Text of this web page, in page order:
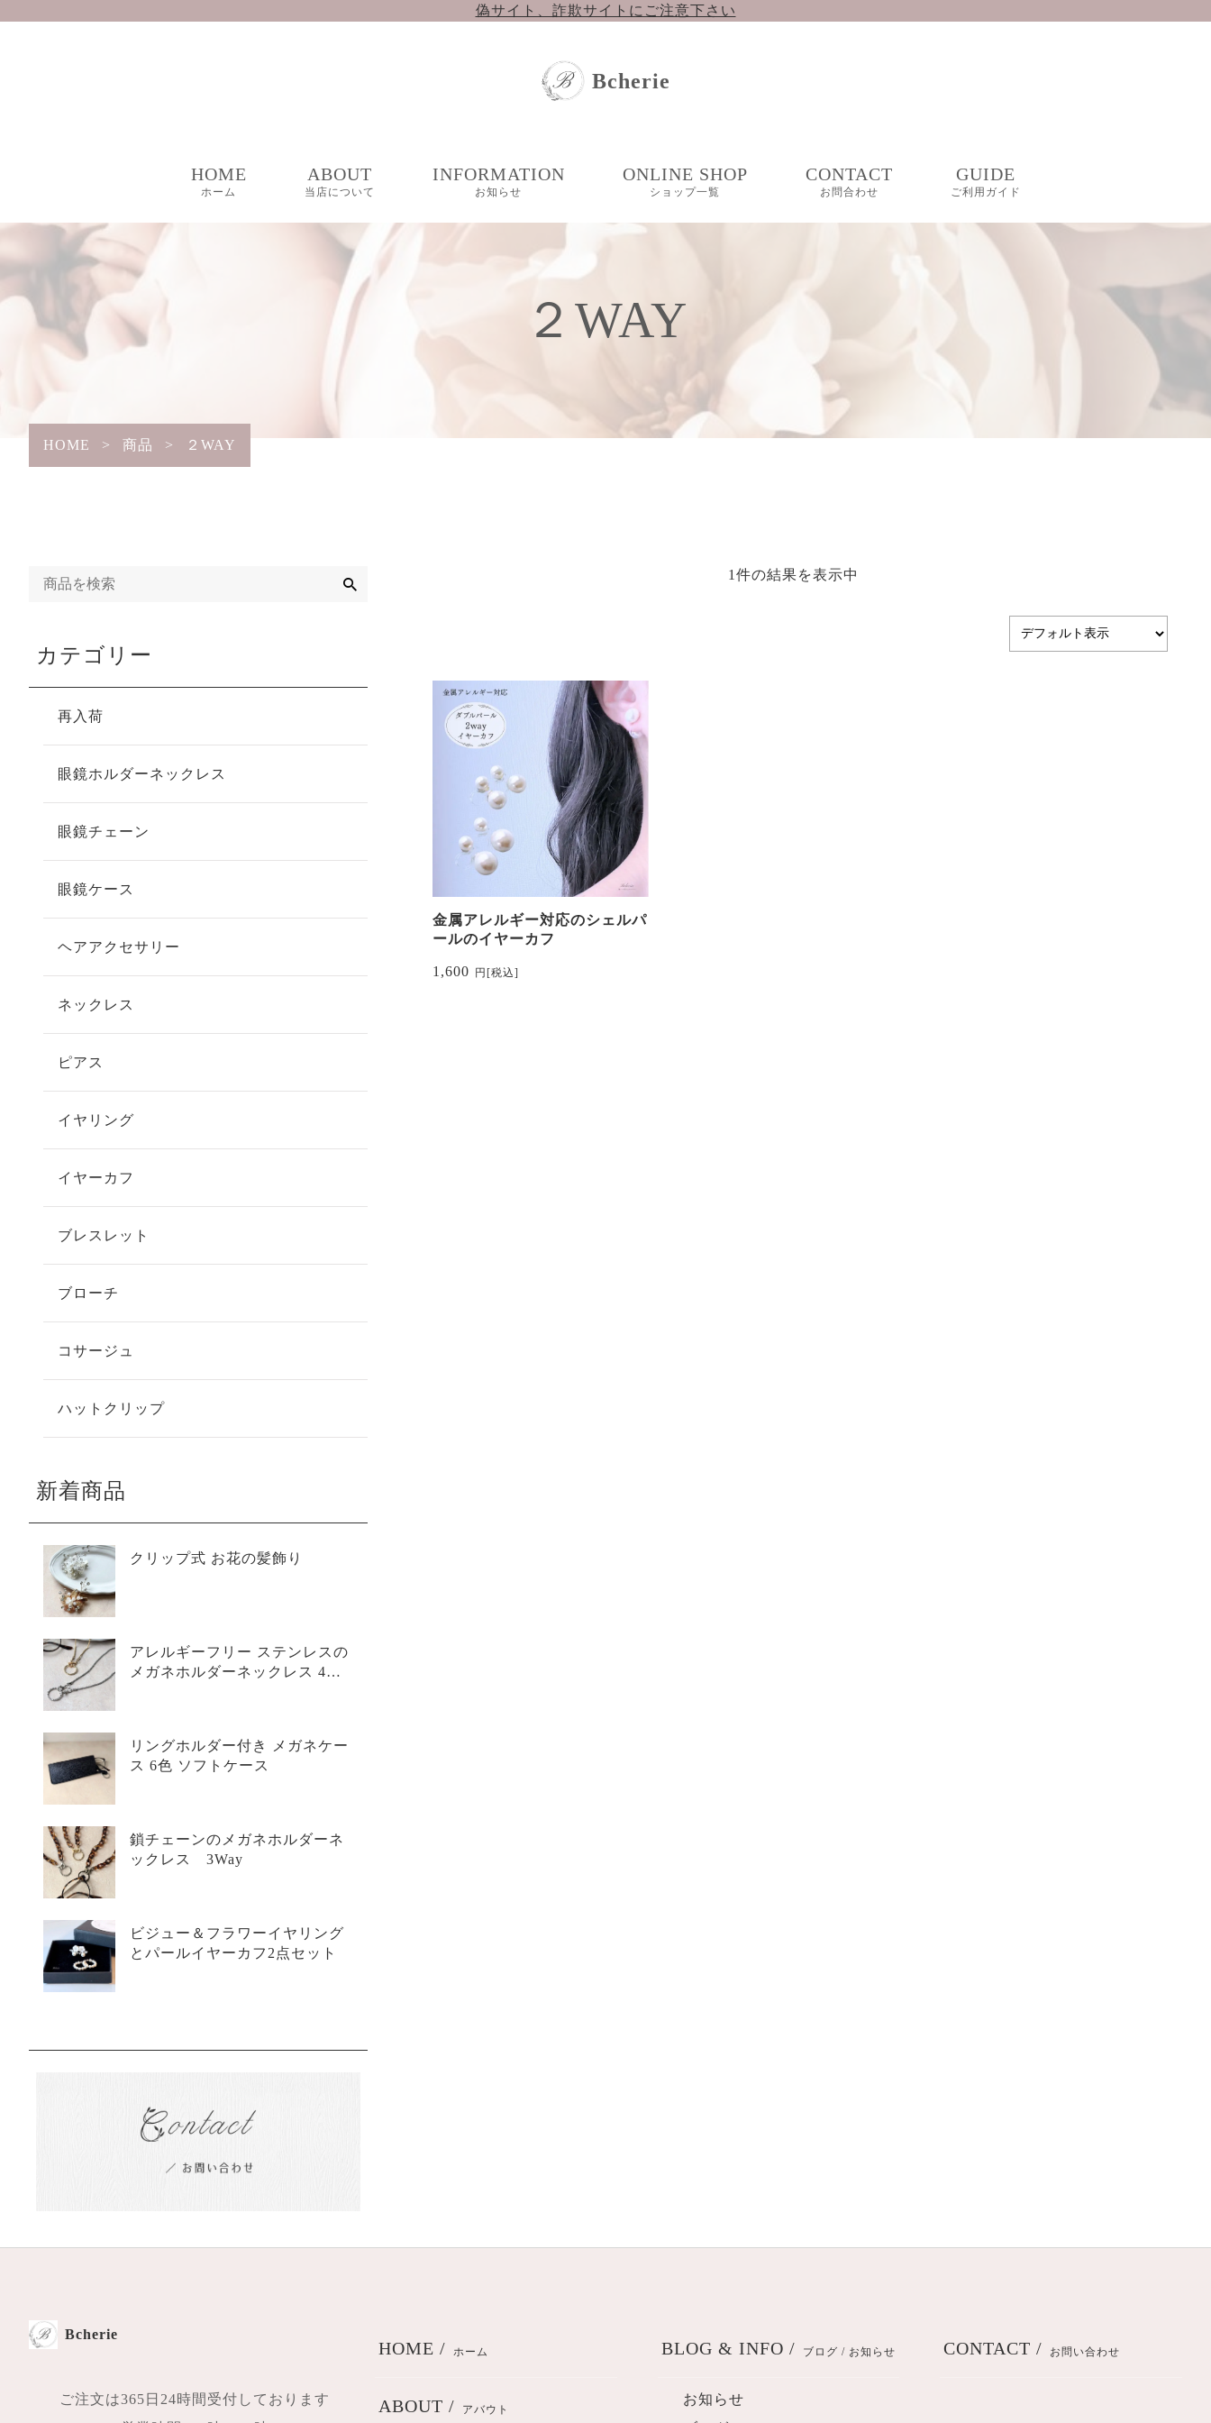
偽サイト、詐欺サイトにご注意下さい
Bcherie
HOME
ホーム
ABOUT
当店について
私たちの想い
INFORMATION
お知らせ
ONLINE SHOP
ショップ一覧
CONTACT
お問合わせ
GUIDE
ご利用ガイド
２WAY
HOME > 商品 > ２WAY
1件の結果を表示中
金属アレルギー対応のシェルパ
ールのイヤーカフ
1,600 円 [税込]
カテゴリー
再入荷
眼鏡ホルダーネックレス
眼鏡チェーン
眼鏡ケース
ヘアアクセサリー
ネックレス
ピアス
イヤリング
イヤーカフ
ブレスレット
ブローチ
コサージュ
ハットクリップ
新着商品
クリップ式 お花の髪飾り
アレルギーフリー ステンレスの
メガネホルダーネックレス 4WA
リングホルダー付き メガネケー
ス 6色 ソフトケース
鎖チェーンのメガネホルダーネ
ックレス 3Way
ビジュー＆フラワーイヤリング
とパールイヤーカフ2点セット
Bcherie
ご注文は365日24時間受付しております
HOME / ホーム
ABOUT / アバウト
BLOG & INFO / ブログ / お知らせ
お知らせ
CONTACT / お問い合わせ